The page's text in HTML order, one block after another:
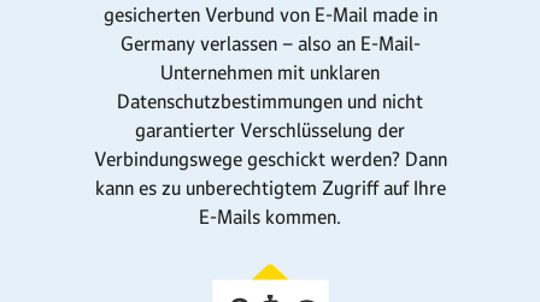
gesicherten Verbund von E-Mail made in
Germany verlassen – also an E-Mail-
Unternehmen mit unklaren
Datenschutzbestimmungen und nicht
garantierter Verschlüsselung der
Verbindungswege geschickt werden? Dann
kann es zu unberechtigtem Zugriff auf Ihre
E-Mails kommen.